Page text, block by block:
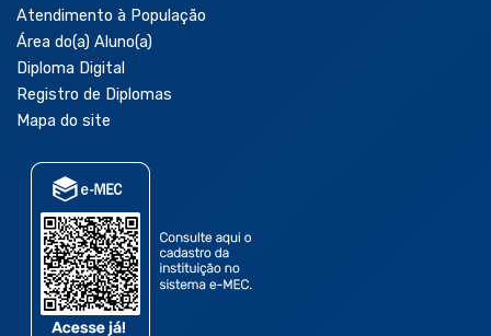
Atendimento à População
Área do(a) Aluno(a)
Diploma Digital
Registro de Diplomas
Mapa do site